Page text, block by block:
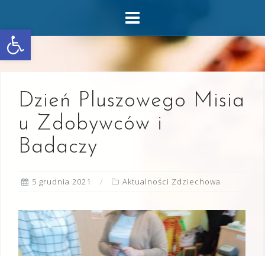
Otwórz pasek narzędzi
content
Dzień Pluszowego Misia
u Zdobywców i
Badaczy
5 grudnia 2021 Aktualności Zdziechowa